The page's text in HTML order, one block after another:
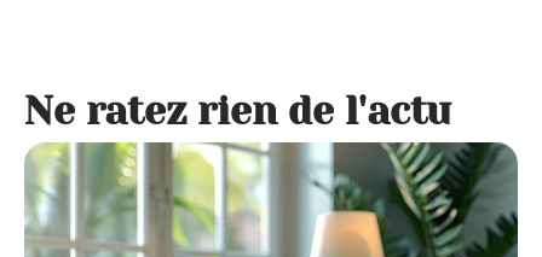
Ne ratez rien de l'actu